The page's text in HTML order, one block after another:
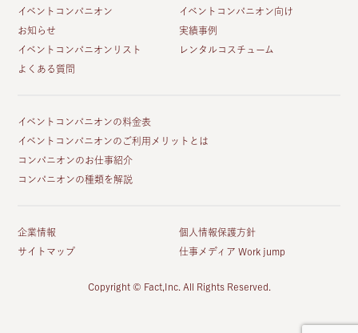
イベントコンパニオン
イベントコンパニオン向け
お知らせ
実績事例
イベントコンパニオンリスト
レンタルコスチューム
よくある質問
イベントコンパニオンの料金表
イベントコンパニオンのご利用メリットとは
コンパニオンのお仕事紹介
コンパニオンの種類を解説
企業情報
個人情報保護方針
サイトマップ
仕事メディア Work jump
Copyright © Fact,Inc. All Rights Reserved.